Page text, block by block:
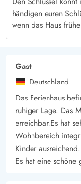
händigen euren
wenn das Haus
Gast
Deutschland
Das Ferienhaus
ruhiger Lage. Das
erreichbar.Es hat
Wohnbereich
Kinder
Es hat eine schöne